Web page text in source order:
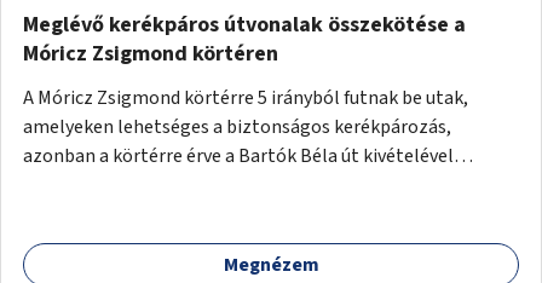
Meglévő kerékpáros útvonalak összekötése a
Móricz Zsigmond körtéren
A Móricz Zsigmond körtérre 5 irányból futnak be utak,
amelyeken lehetséges a biztonságos kerékpározás,
azonban a körtérre érve a Bartók Béla út kivételével
Megnézem